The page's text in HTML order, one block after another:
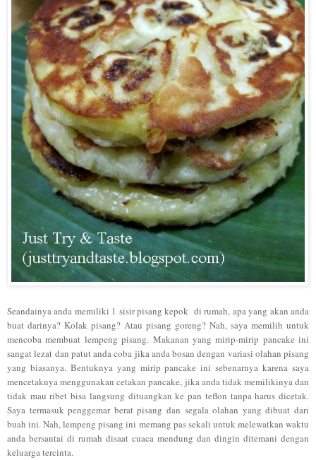
Seandainya anda memiliki 1 sisir pisang kepok di rumah, apa yang akan anda
buat darinya? Kolak pisang? Atau pisang goreng? Nah, saya memilih untuk
mencoba membuat lempeng pisang. Makanan yang mirip-mirip pancake ini
sangat lezat dan patut anda coba jika anda bosan dengan variasi olahan pisang
yang biasanya. Bentuknya yang mirip pancake ini sebenarnya karena saya
mencetaknya menggunakan cetakan pancake, jika anda tidak memilikinya dan
tidak mau ribet bisa langsung dituangkan ke pan teflon tanpa harus dicetak.
Saya termasuk penggemar berat pisang dan segala olahan yang dibuat dari
buah ini. Nah, lempeng pisang ini memang pas sekali untuk melewatkan waktu
anda bersantai di rumah disaat cuaca mendung dan dingin ditemani dengan
keluarga tercinta.